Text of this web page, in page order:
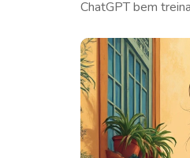
ChatGPT bem